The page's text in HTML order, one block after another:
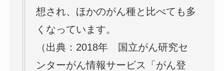
想され、ほかのがん種と比べても多
くなっています。
（出典：2018年 国立がん研究セ
ンターがん情報サービス「がん登